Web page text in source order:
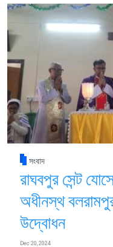
সংবাদ
রাঘবপুর সেন্ট
অধীনস্থ
উদ্বোধন
Dec 20, 2024